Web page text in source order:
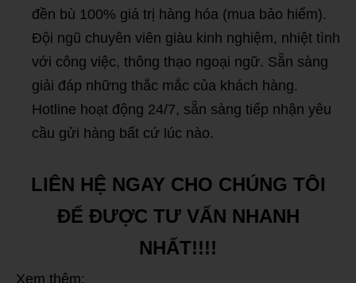
đền bù 100% giá trị hàng hóa (mua bảo hiểm).
Đội ngũ chuyên viên giàu kinh nghiệm, nhiệt tình
với công việc, thông thạo ngoại ngữ. Sẵn sàng
giải đáp những thắc mắc của khách hàng.
Hotline hoạt động 24/7, sẵn sàng tiếp nhận yêu
cầu gửi hàng bất cứ lúc nào.
LIÊN HỆ NGAY CHO CHÚNG TÔI
ĐỂ ĐƯỢC TƯ VẤN NHANH
NHẤT!!!!
Xem thêm: